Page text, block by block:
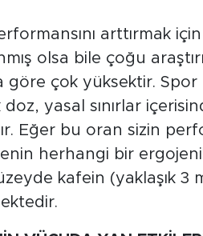
arttırmak
olsa bile çoğu
göre çok yüksektir. Spor
yasal sınırlar
Eğer bu oran sizin
herhangi bir
kafein (yaklaşık 3